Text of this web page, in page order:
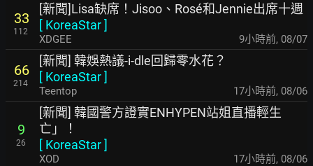
33
112
[新聞]Lisa缺席！Jisoo、Rosé和Jennie出席十週
[ KoreaStar]
XDGEE 9小時前, 08/07
66
214
[新聞] 韓娛熱議-i-dle回歸零水花？
[ KoreaStar]
Teentop 17小時前, 08/06
9
26
[新聞] 韓國警方證實ENHYPEN站姐直播輕生
亡」！
[ KoreaStar]
XOD 17小時前, 08/06